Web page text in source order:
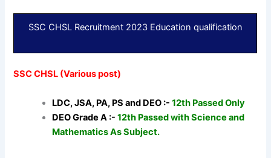
SSC CHSL Recruitment 2023 Education qualification
SSC CHSL (Various post)
LDC, JSA, PA, PS and DEO :-12th Passed Only
DEO Grade A :-12th Passed with Science and
Mathematics As Subject.